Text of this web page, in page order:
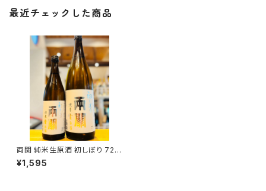
最近チェックした商品
両関 純米生原酒 初しぼり 720
ml１本（両関酒造・秋田県湯沢
市前森）
¥1,595